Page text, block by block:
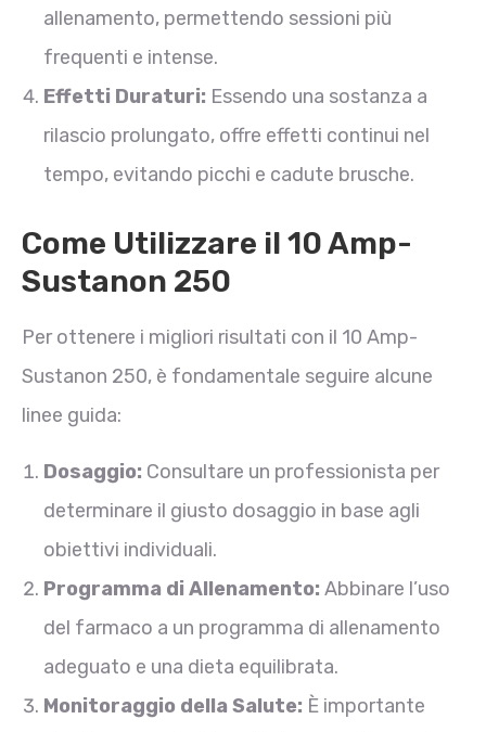
allenamento, permettendo sessioni più
frequenti e intense.
Effetti Duraturi: Essendo una sostanza a
rilascio prolungato, offre effetti continui nel
tempo, evitando picchi e cadute brusche.
Come Utilizzare il 10 Amp-
Sustanon 250
Per ottenere i migliori risultati con il 10 Amp-
Sustanon 250, è fondamentale seguire alcune
linee guida:
Dosaggio: Consultare un professionista per
determinare il giusto dosaggio in base agli
obiettivi individuali.
Programma di Allenamento: Abbinare l’uso
del farmaco a un programma di allenamento
adeguato e una dieta equilibrata.
Monitoraggio della Salute: È importante